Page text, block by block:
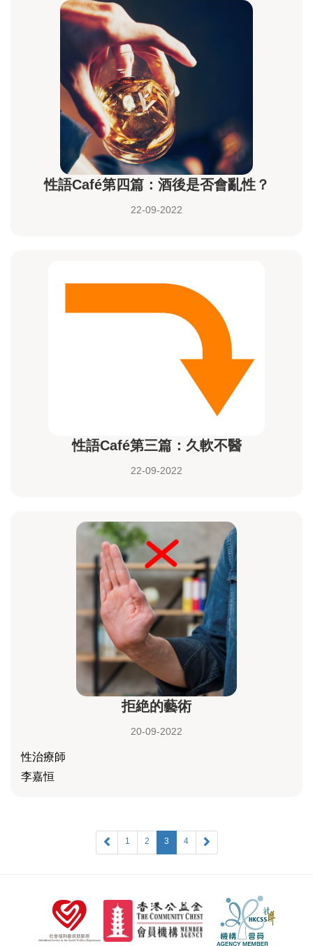
性語Café第四篇：酒後是否會亂性？
22-09-2022
性語Café第三篇：久軟不醫
22-09-2022
拒絶的藝術
20-09-2022
性治療師
李嘉恒
1 2 3 4